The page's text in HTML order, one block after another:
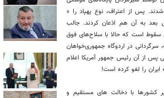
پس از اعتراف، نوع پهپاد را «
بعد به آن هم اذعان کردند. جالب
سقوط است که حالا با سلاح‌های فوق
در اردوگاه جمهوری‌خواهان
پس از آن رئیس جمهور آمریکا اعلام
کشورها با دخالت های مستقیم و